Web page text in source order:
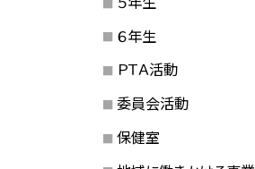
６年生
ＰＴＡ活動
委員会活動
保健室